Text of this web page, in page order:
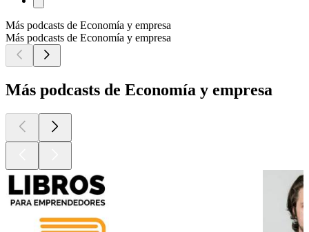
Más podcasts de Economía y empresa
Más podcasts de Economía y empresa
Más podcasts de Economía y empresa